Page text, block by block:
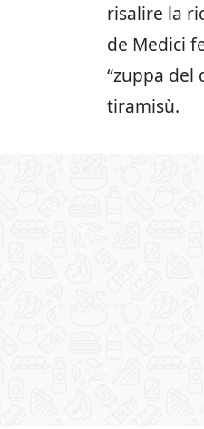
risalire la
de Medici
“zuppa del
tiramisù.